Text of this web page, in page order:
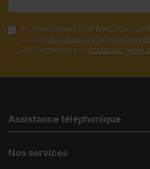
En sélectionnant Continuer, vous
lu nos informations sur la protection
vous acceptez nos conditions
Assistance téléphonique
Nos services